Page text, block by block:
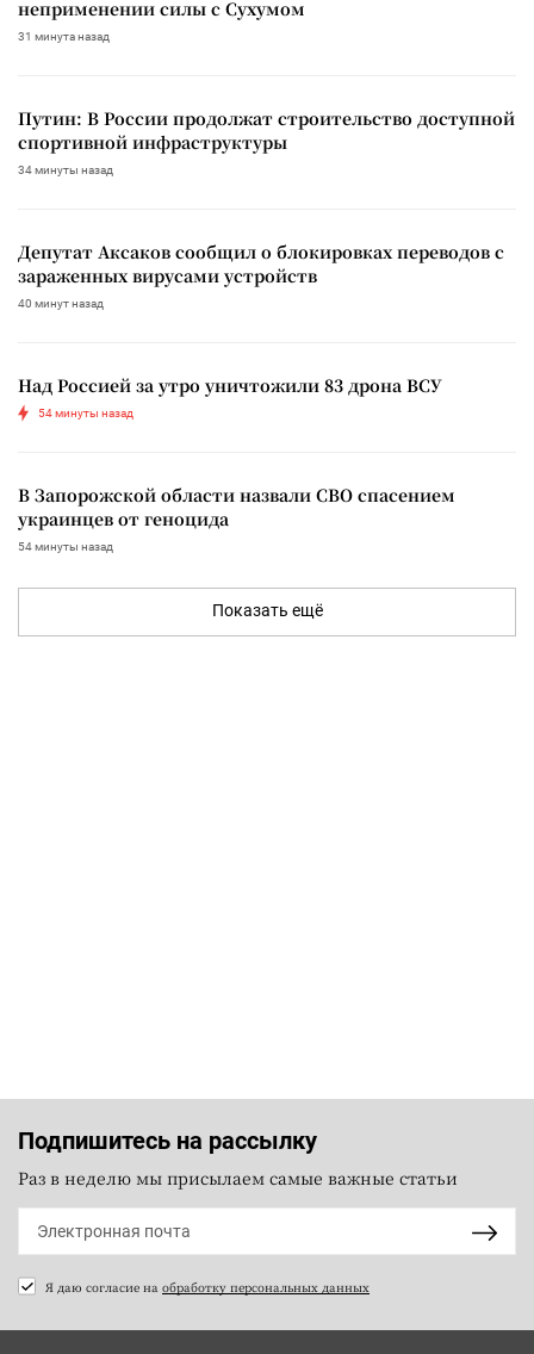
неприменении силы с Сухумом
31 минута назад
Путин: В России продолжат строительство доступной
спортивной инфраструктуры
34 минуты назад
Депутат Аксаков сообщил о блокировках переводов с
зараженных вирусами устройств
40 минут назад
Над Россией за утро уничтожили 83 дрона ВСУ
54 минуты назад
В Запорожской области назвали СВО спасением
украинцев от геноцида
54 минуты назад
Показать ещё
Подпишитесь на рассылку
Раз в неделю мы присылаем самые важные статьи
Я даю согласие на обработку персональных данных